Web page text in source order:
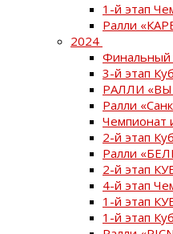
1-й этап
Ралли
2024
Финальный
3-й этап
РАЛЛИ
Ралли
Чемпионат
2-й этап
Ралли
2-й этап
4-й этап
1-й этап
1-й этап